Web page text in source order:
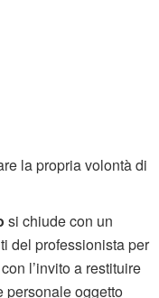
la propria volontà di
si chiude con un
del professionista per
l’invito a restituire
personale oggetto